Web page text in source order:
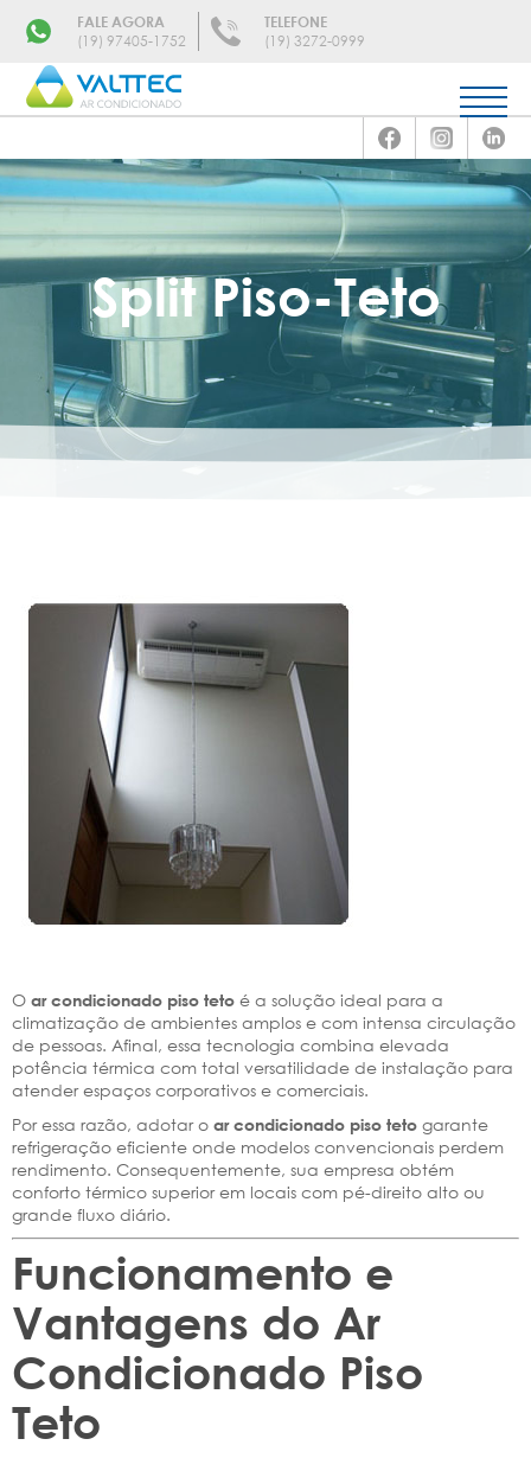
FALE AGORA
(19) 97405-1752
TELEFONE
(19) 3272-0999
Split Piso-Teto
O ar condicionado piso teto é a solução ideal para a
climatização de ambientes amplos e com intensa circulação
de pessoas. Afinal, essa tecnologia combina elevada
potência térmica com total versatilidade de instalação para
atender espaços corporativos e comerciais.
Por essa razão, adotar o ar condicionado piso teto garante
refrigeração eficiente onde modelos convencionais perdem
rendimento. Consequentemente, sua empresa obtém
conforto térmico superior em locais com pé-direito alto ou
grande fluxo diário.
Funcionamento e
Vantagens do Ar
Condicionado Piso
Teto